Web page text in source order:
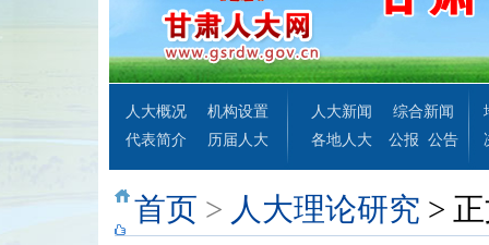
人大概况
机构设置
代表简介
历届人大
人大新闻
综合新闻
各地人大
公报 公告
首页 > 人大理论研究 >